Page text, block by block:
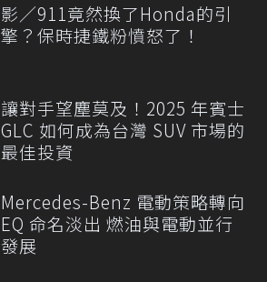
影／911竟然換了Honda的引
擎？保時捷鐵粉憤怒了！
讓對手望塵莫及！2025 年賓士
GLC 如何成為台灣 SUV 市場的
最佳投資
Mercedes-Benz 電動策略轉向
EQ 命名淡出 燃油與電動並行
發展